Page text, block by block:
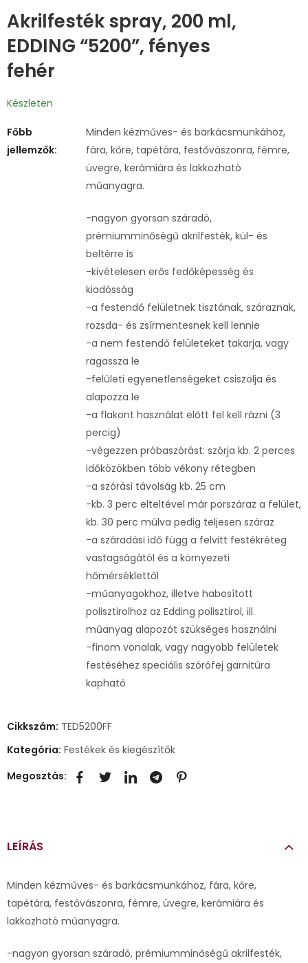
Akrilfesték spray, 200 ml,
EDDING “5200”, fényes
fehér
Készleten
Főbb
jellemzők:
Minden kézműves- és barkácsmunkához,
fára, kőre, tapétára, festővászonra, fémre,
üvegre, kerámiára és lakkozható
műanyagra.
-nagyon gyorsan száradó,
prémiumminőségű akrilfesték, kül- és
beltérre is
-kivételesen erős fedőképesség és
kiadósság
-a festendő felületnek tisztának, száraznak,
rozsda- és zsírmentesnek kell lennie
-a nem festendő felületeket takarja, vagy
ragassza le
-felületi egyenetlenségeket csiszolja és
alapozza le
-a flakont használat előtt fel kell rázni (3
percig)
-végezzen próbaszórást: szórja kb. 2 perces
időközökben több vékony rétegben
-a szórási távolság kb. 25 cm
-kb. 3 perc elteltével már porszáraz a felület,
kb. 30 perc múlva pedig teljesen száraz
-a száradási idő függ a felvitt festékréteg
vastagságától és a környezeti
hőmérséklettől
-műanyagokhoz, illetve habosított
polisztirolhoz az Edding polisztirol, ill.
műanyag alapozót szükséges használni
-finom vonalak, vagy nagyobb felületek
festéséhez speciális szórófej garnitúra
kapható
Cikkszám: TED5200FF
Kategória: Festékek és kiegészítők
Megosztás:
LEÍRÁS
Minden kézműves- és barkácsmunkához, fára, kőre,
tapétára, festővászonra, fémre, üvegre, kerámiára és
lakkozható műanyagra.
-nagyon gyorsan száradó, prémiumminőségű akrilfesték,